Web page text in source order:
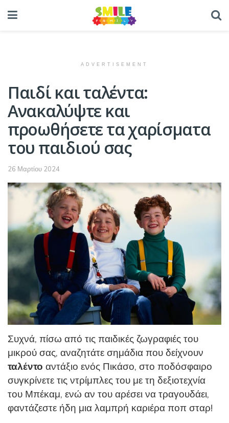
ADVERTISEMENT
Παιδί και ταλέντα:
Ανακαλύψτε και
προωθήσετε τα χαρίσματα
του παιδιού σας
26 Μαρτίου 2024
Συχνά, πίσω από τις παιδικές ζωγραφιές του
μικρού σας, αναζητάτε σημάδια που δείχνουν
ταλέντο αντάξιο ενός Πικάσο, στο ποδόσφαιρο
συγκρίνετε τις ντρίμπλες του με τη δεξιοτεχνία
του Μπέκαμ, ενώ αν του αρέσει να τραγουδάει,
φαντάζεστε ήδη μια λαμπρή καριέρα ποπ σταρ!